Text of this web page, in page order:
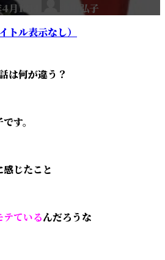
月13日
池田弘子
トル表示なし）
は何が違う？
す。
じたこと
テているんだろうな